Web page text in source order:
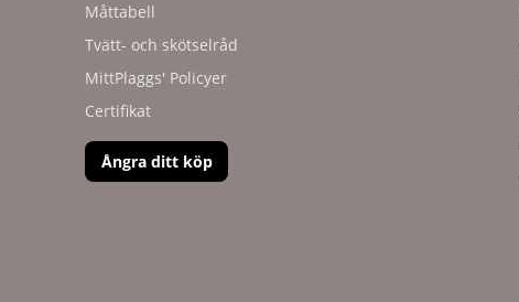
Måttabell
Tvätt- och skötselråd
MittPlaggs' Policyer
Certifikat
Ångra ditt köp